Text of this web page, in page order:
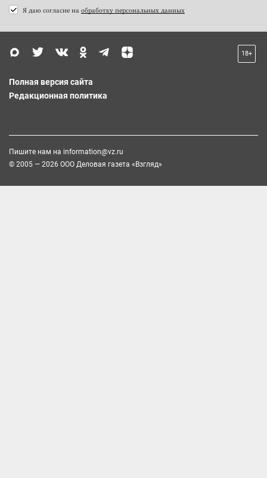
Я даю согласие на обработку персональных данных
18+
Полная версия сайта
Редакционная политика
Пишите нам на information@vz.ru
© 2005 — 2026 ООО Деловая газета «Взгляд»